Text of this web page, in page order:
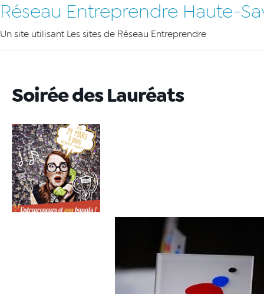
Réseau Entreprendre Haute-
Un site utilisant Les sites de Réseau Entreprendre
Soirée des Lauréats